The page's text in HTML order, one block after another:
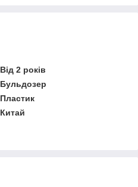
Від 2 років
Бульдозер
Пластик
Китай